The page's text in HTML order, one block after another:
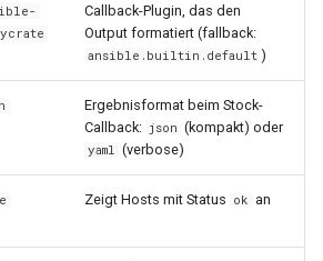
Callback-Plugin, das den
Output formatiert (fallback:
ansible.builtin.default )
Ergebnisformat beim Stock-
Callback: json (kompakt) oder
yaml (verbose)
Zeigt Hosts mit Status ok an